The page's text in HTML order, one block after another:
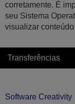
corretamente. É
seu Sistema
visualizar
Transferências
Software Creativity